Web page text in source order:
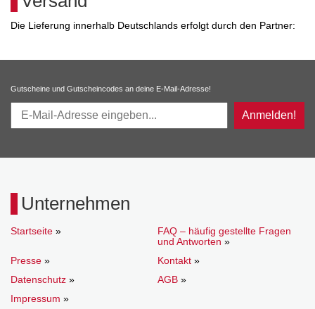
Die Lieferung innerhalb Deutschlands erfolgt durch den Partner:
Gutscheine und Gutscheincodes an deine E-Mail-Adresse!
Anmelden!
Unternehmen
Startseite »
FAQ – häufig gestellte Fragen
und Antworten »
Presse » Kontakt »
Datenschutz » AGB »
Impressum »